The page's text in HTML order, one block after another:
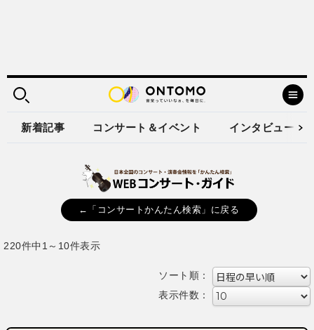
新着記事 コンサート＆イベント インタビュー
←「コンサートかんたん検索」に戻る
220件中1～10件表示
ソート順：
表示件数：